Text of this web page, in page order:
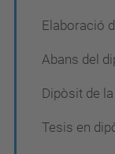
Elaboració
Abans del
Dipòsit de
Tesis en